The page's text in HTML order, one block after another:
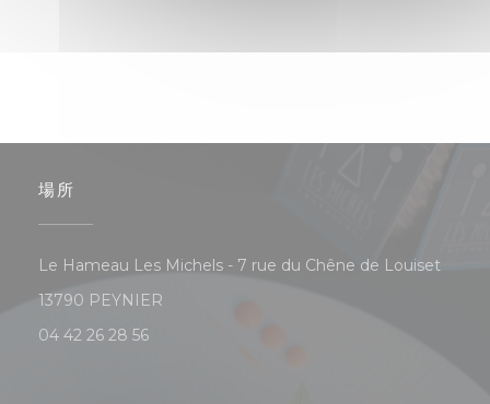
場所
Le Hameau Les Michels - 7 rue du Chêne de Louiset
13790 PEYNIER
04 42 26 28 56